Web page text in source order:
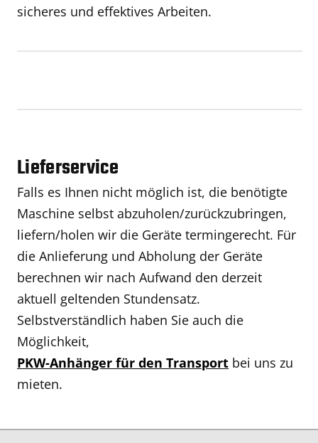
sicheres und effektives Arbeiten.
Lieferservice
Falls es Ihnen nicht möglich ist, die benötigte
Maschine selbst abzuholen/zurückzubringen,
liefern/holen wir die Geräte termingerecht. Für
die Anlieferung und Abholung der Geräte
berechnen wir nach Aufwand den derzeit
aktuell geltenden Stundensatz.
Selbstverständlich haben Sie auch die
Möglichkeit,
PKW-Anhänger für den Transport bei uns zu
mieten.